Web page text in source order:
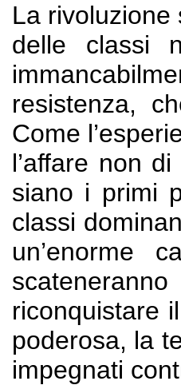
La rivoluzione
delle classi
resistenza,
Come
l’affare non
siano i primi
classi
un’enorme
riconquistare
poderosa, la
impegnati